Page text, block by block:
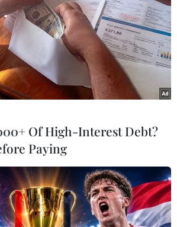
2
virus sau khi tiêm chủng thường
và cũng ít có khả năng tạo ra
việc họ ít có khả năng lây truyền
Of High-Interest Debt?
Paying